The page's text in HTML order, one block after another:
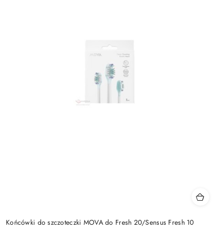
Końcówki do szczoteczki MOVA do Fresh 20/Sensus Fresh 10